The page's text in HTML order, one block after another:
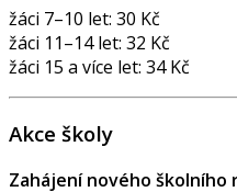
žáci 7–10 let: 30 Kč
žáci 11–14 let: 32 Kč
žáci 15 a více let: 34 Kč
Akce školy
Zahájení nového školního